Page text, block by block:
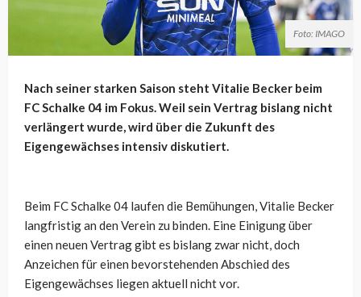
Foto: IMAGO
Nach seiner starken Saison steht Vitalie Becker beim
FC Schalke 04 im Fokus. Weil sein Vertrag bislang nicht
verlängert wurde, wird über die Zukunft des
Eigengewächses intensiv diskutiert.
Beim FC Schalke 04 laufen die Bemühungen, Vitalie Becker
langfristig an den Verein zu binden. Eine Einigung über
einen neuen Vertrag gibt es bislang zwar nicht, doch
Anzeichen für einen bevorstehenden Abschied des
Eigengewächses liegen aktuell nicht vor.